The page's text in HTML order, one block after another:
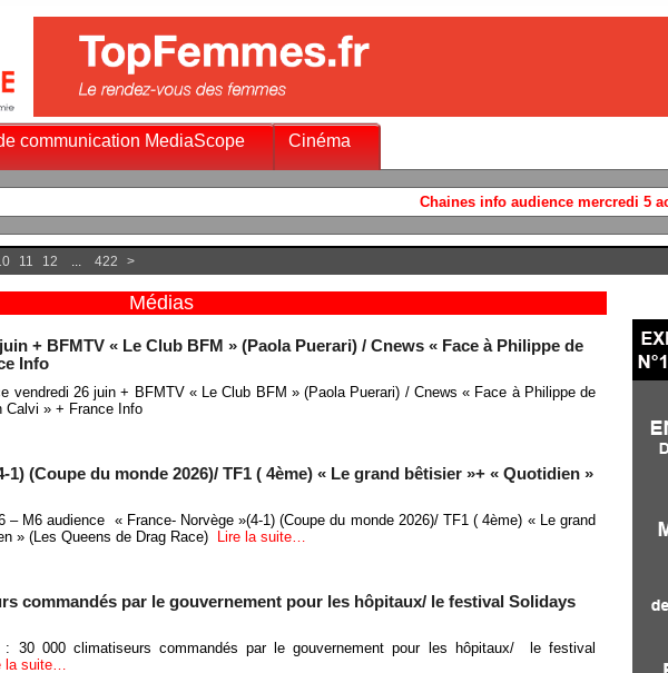
communication MediaScope Cinéma
Chaines info audience mercredi 5 août 2026 + BFMTV
11 12 ... 422 >
Médias
+ BFMTV « Le Club BFM » (Paola Puerari) / Cnews « Face à Philippe de
Info
vendredi 26 juin + BFMTV « Le Club BFM » (Paola Puerari) / Cnews « Face à Philippe de
Calvi » + France Info
1) (Coupe du monde 2026)/ TF1 ( 4ème) « Le grand bêtisier »+ « Quotidien »
– M6 audience « France- Norvège »(4-1) (Coupe du monde 2026)/ TF1 ( 4ème) « Le grand
» (Les Queens de Drag Race)
Lire la suite…
commandés par le gouvernement pour les hôpitaux/ le festival Solidays
: 30 000 climatiseurs commandés par le gouvernement pour les hôpitaux/ le festival
la suite…